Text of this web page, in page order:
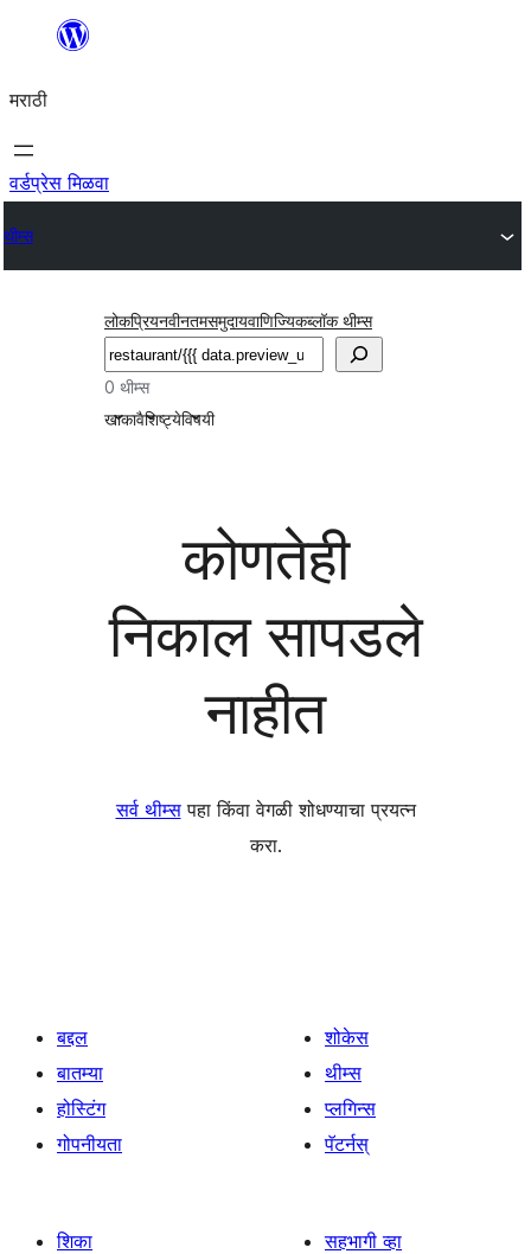
सामुग्रीवर
मराठी
वर्डप्रेस मिळवा
थीम्स
लोकप्रियनवीनतमसमुदायवाणिज्यिकब्लॉक थीम्स
शोधा
0 थीम्स
खाकावैशिष्ट्येविषयी
कोणतेही
निकाल सापडले
नाहीत
सर्व थीम्सपहा किंवा वेगळी शोधण्याचा प्रयत्न
करा.
बद्दल
बातम्या
होस्टिंग
गोपनीयता
शोकेस
थीम्स
प्लगिन्स
पॅटर्नस्
शिका
सहभागी व्हा